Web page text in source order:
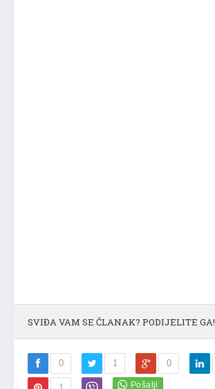
SVIĐA VAM SE ČLANAK? PODIJELITE GA!
0 1 0